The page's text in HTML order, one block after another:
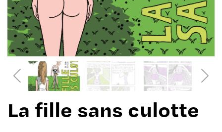
La fille sans culotte